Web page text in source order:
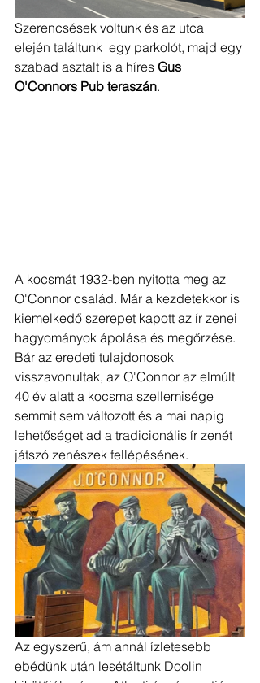
Szerencsések voltunk és az utca
elején találtunk  egy parkolót, majd egy
szabad asztalt is a híres Gus
O'Connors Pub teraszán.
A kocsmát 1932-ben nyitotta meg az
O'Connor család. Már a kezdetekkor is
kiemelkedő szerepet kapott az ír zenei
hagyományok ápolása és megőrzése.
Bár az eredeti tulajdonosok
visszavonultak, az O'Connor az elmúlt
40 év alatt a kocsma szellemisége
semmit sem változott és a mai napig
lehetőséget ad a tradicionális ír zenét
játszó zenészek fellépésének.
Az egyszerű, ám annál ízletesebb
ebédünk után lesétáltunk Doolin